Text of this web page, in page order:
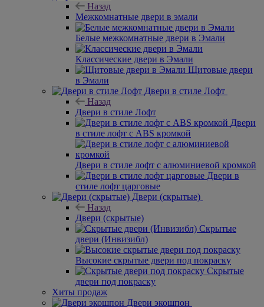
Бежевые двери в классическом стиле
Межкомнатные
двери в эмали
Назад
Межкомнатные двери в эмали
Белые межкомнатные двери в Эмали
Классические двери в Эмали
в Эмали
Двери в стиле Лофт
Назад
Двери в стиле Лофт
в стиле лофт с ABS кромкой
Двери в стиле лофт с алюминиевой кромкой
стиле лофт царговые
Двери (скрытые)
Назад
Двери (скрытые)
Скрытые
двери (Инвизибл)
Высокие скрытые двери под покраску